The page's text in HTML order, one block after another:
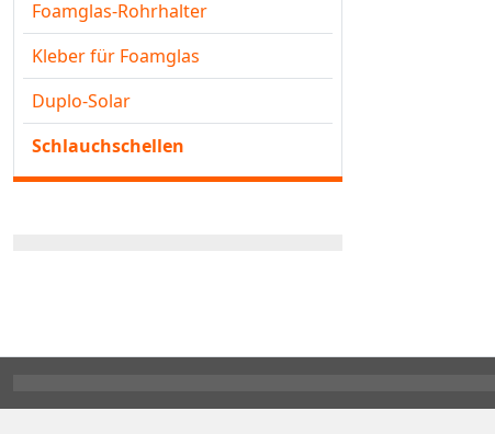
Foamglas-Rohrhalter
Kleber für Foamglas
Duplo-Solar
Schlauchschellen